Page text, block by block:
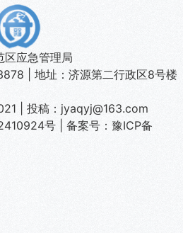
区应急管理局
| 地址：济源第二行政区8号楼
| 投稿：jyaqyj@163.com
号
备案号：豫ICP备